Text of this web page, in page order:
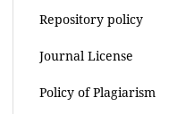
Repository policy
Journal License
Policy of Plagiarism